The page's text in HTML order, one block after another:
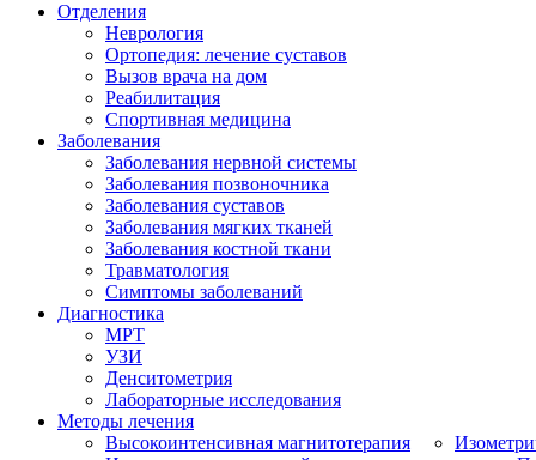
Отделения
Неврология
Ортопедия: лечение суставов
Вызов врача на дом
Реабилитация
Спортивная медицина
Заболевания
Заболевания нервной системы
Заболевания позвоночника
Заболевания суставов
Заболевания мягких тканей
Заболевания костной ткани
Травматология
Симптомы заболеваний
Диагностика
МРТ
УЗИ
Денситометрия
Лабораторные исследования
Методы лечения
Высокоинтенсивная магнитотерапия